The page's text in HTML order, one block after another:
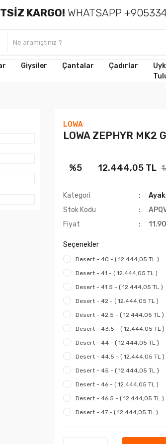
KARGO! WHATSAPP
Giysiler Çantalar Çadırlar
LOWA
LOWA ZEPHYR MK2
%5 12.444,05 TL
Kategori
Stok Kodu
Fiyat
Seçenekler
Desert - 40 - ( 12.444,05 TL )
Desert - 41 - ( 12.444,05 TL )
Desert - 41.5 - ( 12.444,05 TL )
Desert - 42 - ( 12.444,05 TL )
Desert - 42.5 - ( 12.444,05 TL )
Desert - 43.5 - ( 12.444,05 TL )
Desert - 44 - ( 12.444,05 TL )
Desert - 44.5 - ( 12.444,05 TL )
Desert - 45 - ( 12.444,05 TL )
Desert - 46 - ( 12.444,05 TL )
Desert - 46.5 - ( 12.444,05 TL )
Desert - 47 - ( 12.444,05 TL )